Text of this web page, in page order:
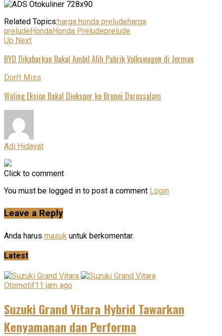
Related Topics:harga honda preludeharga
prelude HondaHonda Preludeprelude
Up Next
BYD Dikabarkan Bakal Ambil Alih Pabrik Volkswagen di Jerman
Don't Miss
Wuling Eksion Bakal Diekspor ke Brunei Darussalam
Adi Hidayat
Click to comment
You must be logged in to post a comment Login
Leave a Reply
Anda harus masuk untuk berkomentar.
Latest
Otomotif11 jam ago
Suzuki Grand Vitara Hybrid Tawarkan
Kenyamanan dan Performa